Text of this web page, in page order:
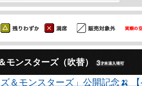
モンスターズ（吹替）
＆モンスターズ」公開記念🍌